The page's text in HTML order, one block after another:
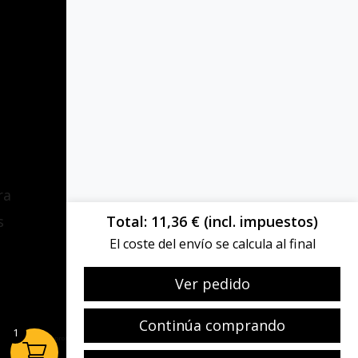
Este sitio está protegido por reCAPTCHA y Google:
Serviceapply.
1
Total 11,36 € (incl. impuestos)
El coste del envío se calcula al final
Ver pedido
Continúa comprando